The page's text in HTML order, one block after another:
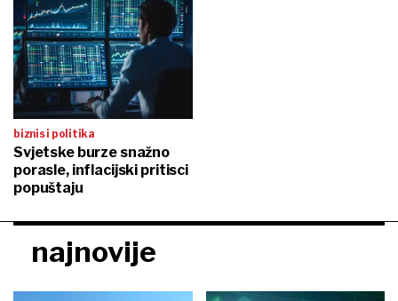
biznis i politika
Svjetske burze snažno
porasle, inflacijski pritisci
popuštaju
najnovije